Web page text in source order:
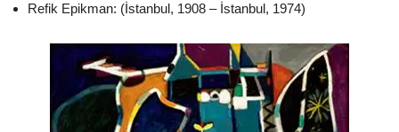
Refik Epikman: (İstanbul, 1908 – İstanbul, 1974)